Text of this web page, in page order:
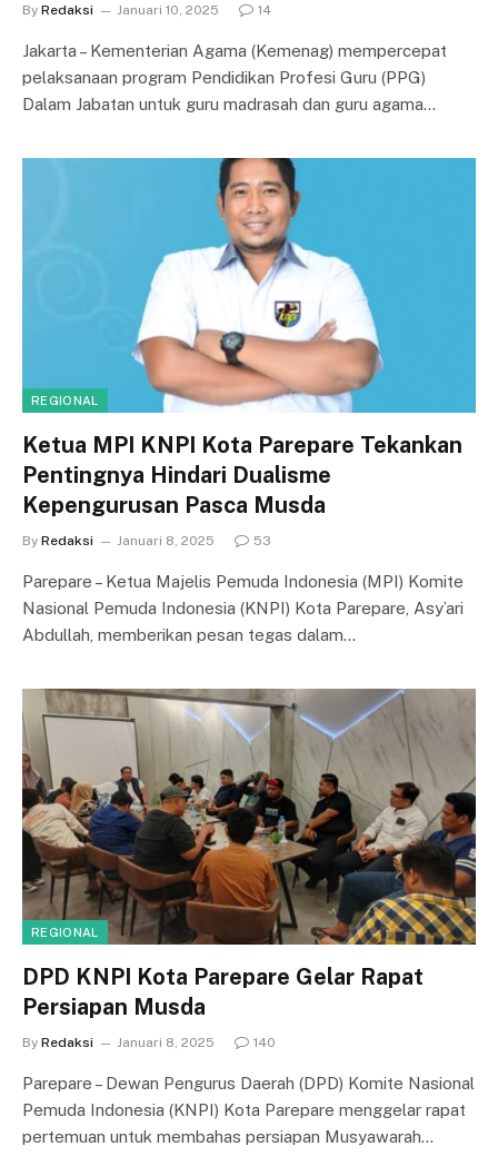
By Redaksi Januari 10, 2025 14
Jakarta – Kementerian Agama (Kemenag) mempercepat
pelaksanaan program Pendidikan Profesi Guru (PPG)
Dalam Jabatan untuk guru madrasah dan guru agama…
REGIONAL
Ketua MPI KNPI Kota Parepare Tekankan
Pentingnya Hindari Dualisme
Kepengurusan Pasca Musda
By Redaksi Januari 8, 2025 53
Parepare – Ketua Majelis Pemuda Indonesia (MPI) Komite
Nasional Pemuda Indonesia (KNPI) Kota Parepare, Asy’ari
Abdullah, memberikan pesan tegas dalam…
REGIONAL
DPD KNPI Kota Parepare Gelar Rapat
Persiapan Musda
By Redaksi Januari 8, 2025 140
Parepare – Dewan Pengurus Daerah (DPD) Komite Nasional
Pemuda Indonesia (KNPI) Kota Parepare menggelar rapat
pertemuan untuk membahas persiapan Musyawarah…